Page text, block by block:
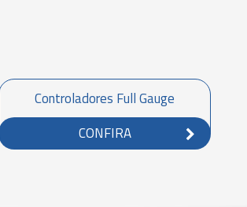
Controladores Full Gauge
CONFIRA